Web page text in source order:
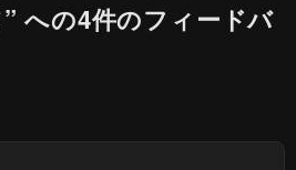
への4件のフィードバ